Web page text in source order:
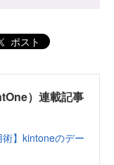
ポスト
）連載記事
】kintoneのデー